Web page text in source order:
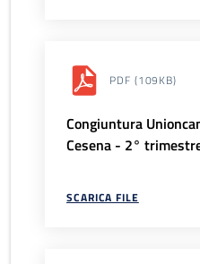
PDF (109KB)
Congiuntura
Cesena - 2°
SCARICA FILE